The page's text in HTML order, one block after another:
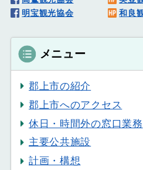
明宝観光協会
和良
メニュー
郡上市の紹介
郡上市へのアクセス
休日・時間外の窓口業務
主要公共施設
計画・構想